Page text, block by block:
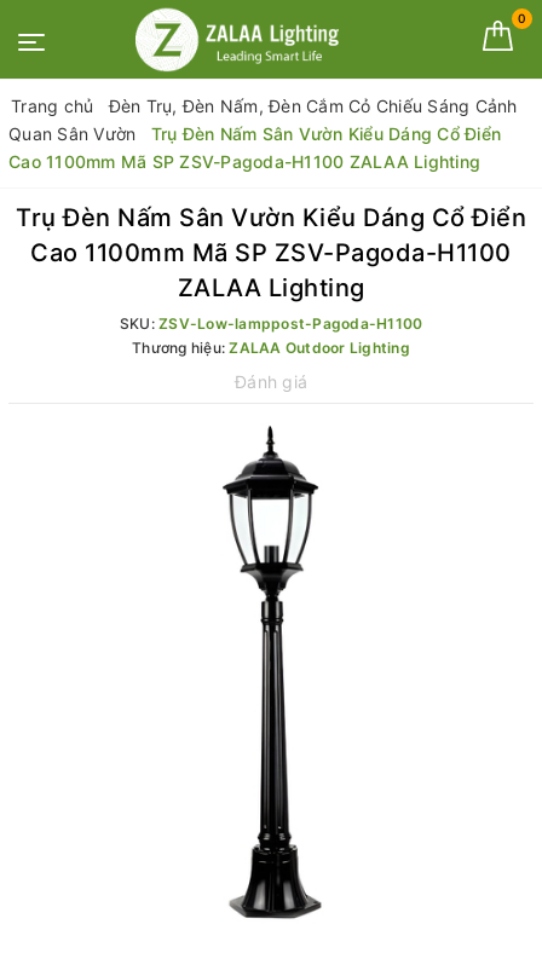
0
Trang chủ
Đèn Trụ, Đèn Nấm, Đèn Cắm Cỏ Chiếu Sáng Cảnh
Quan Sân Vườn
Trụ Đèn Nấm Sân Vườn Kiểu Dáng Cổ Điển
Cao 1100mm Mã SP ZSV-Pagoda-H1100 ZALAA Lighting
Trụ Đèn Nấm Sân Vườn Kiểu Dáng Cổ Điển
Cao 1100mm Mã SP ZSV-Pagoda-H1100
ZALAA Lighting
SKU: ZSV-Low-lamppost-Pagoda-H1100
Thương hiệu:ZALAA Outdoor Lighting
Đánh giá